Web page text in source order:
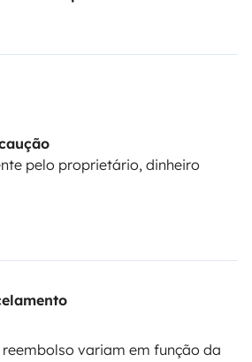
pelo proprietário, dinheiro
variam em função da